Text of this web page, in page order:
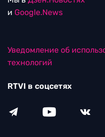
и Google.News
Уведомление об
технологий
RTVI в соцсетях